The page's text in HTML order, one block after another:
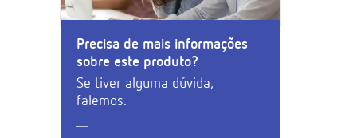
Precisa de mais informações
sobre este produto?
Se tiver alguma dúvida,
falemos.